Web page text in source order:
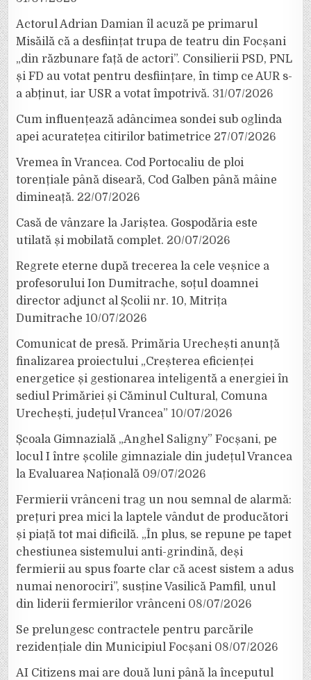
Actorul Adrian Damian îl acuză pe primarul
Misăilă că a desființat trupa de teatru din Focșani
„din răzbunare față de actori”. Consilierii PSD, PNL
și FD au votat pentru desființare, în timp ce AUR s-
a abținut, iar USR a votat împotrivă. 31/07/2026
Cum influențează adâncimea sondei sub oglinda
apei acuratețea citirilor batimetrice 27/07/2026
Vremea în Vrancea. Cod Portocaliu de ploi
torențiale până diseară, Cod Galben până mâine
dimineață. 22/07/2026
Casă de vânzare la Jariștea. Gospodăria este
utilată și mobilată complet. 20/07/2026
Regrete eterne după trecerea la cele veșnice a
profesorului Ion Dumitrache, soțul doamnei
director adjunct al Școlii nr. 10, Mitrița
Dumitrache 10/07/2026
Comunicat de presă. Primăria Urechești anunță
finalizarea proiectului „Creșterea eficienței
energetice și gestionarea inteligentă a energiei în
sediul Primăriei și Căminul Cultural, Comuna
Urechești, județul Vrancea” 10/07/2026
Școala Gimnazială „Anghel Saligny” Focșani, pe
locul I între școlile gimnaziale din județul Vrancea
la Evaluarea Națională 09/07/2026
Fermierii vrânceni trag un nou semnal de alarmă:
prețuri prea mici la laptele vândut de producători
și piață tot mai dificilă. „În plus, se repune pe tapet
chestiunea sistemului anti-grindină, deși
fermierii au spus foarte clar că acest sistem a adus
numai nenorociri”, susține Vasilică Pamfil, unul
din liderii fermierilor vrânceni 08/07/2026
Se prelungesc contractele pentru parcările
rezidențiale din Municipiul Focșani 08/07/2026
AI Citizens mai are două luni până la începutul